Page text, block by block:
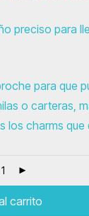
preciso para
para que
o carteras,
los charms que
carrito